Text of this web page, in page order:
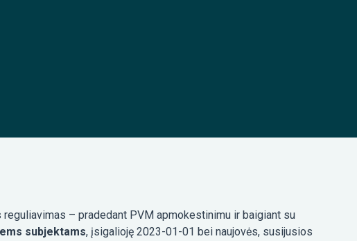
– pradedant PVM apmokestinimu ir baigiant su
subjektams, įsigalioję 2023-01-01 bei naujovės, susijusios